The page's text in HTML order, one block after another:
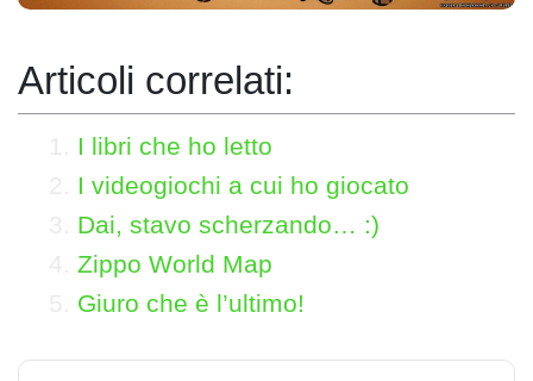
Articoli correlati:
I libri che ho letto
I videogiochi a cui ho giocato
Dai, stavo scherzando… :)
Zippo World Map
Giuro che è l’ultimo!